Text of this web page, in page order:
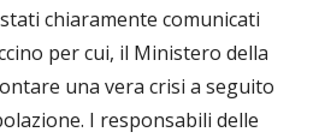
chiaramente comunicati
per cui, il Ministero della
una vera crisi a seguito
I responsabili delle